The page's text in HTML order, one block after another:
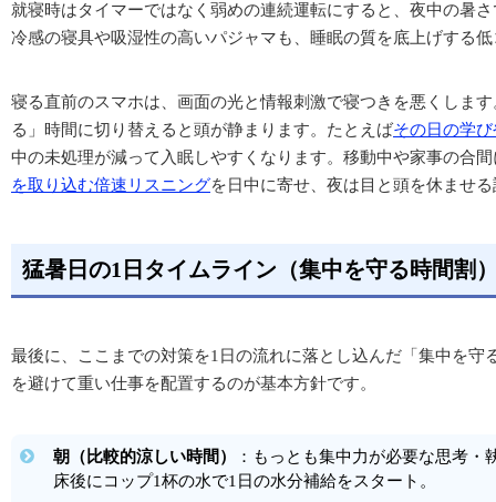
就寝時はタイマーではなく弱めの連続運転にすると、夜中の暑
冷感の寝具や吸湿性の高いパジャマも、睡眠の質を底上げする
寝る直前のスマホは、画面の光と情報刺激で寝つきを悪くしま
る」時間に切り替えると頭が静まります。たとえばその日の学
中の未処理が減って入眠しやすくなります。移動中や家事の合
を取り込む倍速リスニングを日中に寄せ、夜は目と頭を休ませ
猛暑日の1日タイムライン（集中を守る時間割
最後に、ここまでの対策を1日の流れに落とし込んだ「集中を守
を避けて重い仕事を配置するのが基本方針です。
朝（比較的涼しい時間）
：もっとも集中力が必要な思考
床後にコップ1杯の水で1日の水分補給をスタート。